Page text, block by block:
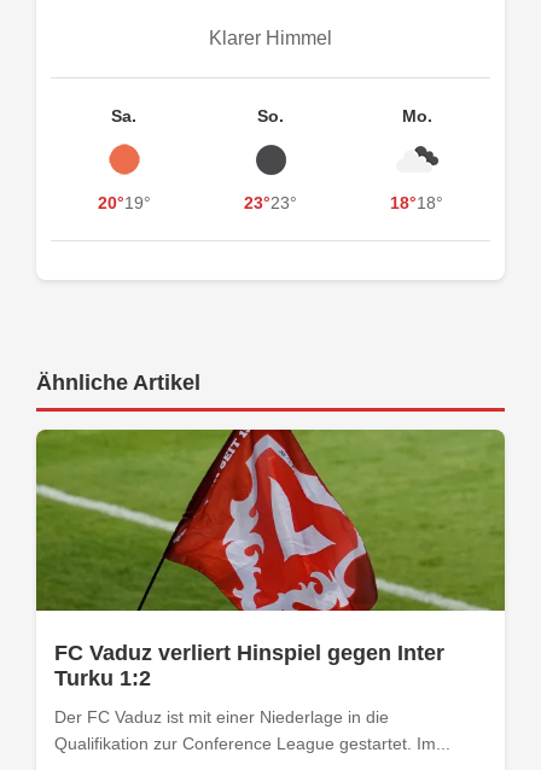
Klarer Himmel
Sa.
20°19°
So.
23°23°
Mo.
18°18°
Ähnliche Artikel
FC Vaduz verliert Hinspiel gegen Inter
Turku 1:2
Der FC Vaduz ist mit einer Niederlage in die
Qualifikation zur Conference League gestartet. Im...